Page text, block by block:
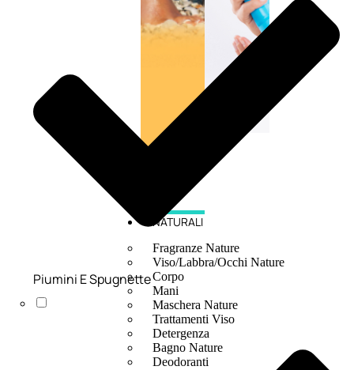
NATURALI
Fragranze Nature
Viso/Labbra/Occhi Nature
Corpo
Mani
Maschera Nature
Trattamenti Viso
Detergenza
Bagno Nature
Deodoranti
Piumini E Spugnette